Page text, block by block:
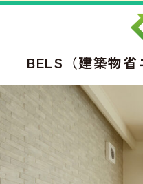
BELS（建築物